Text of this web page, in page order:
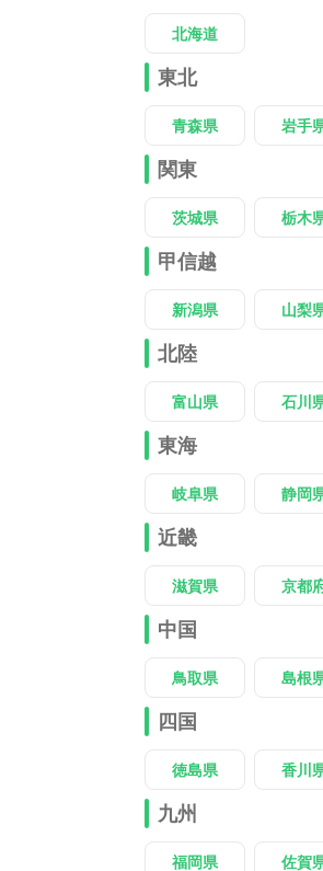
北海道
東北
青森県 岩手
関東
茨城県 栃木
甲信越
新潟県 山梨
北陸
富山県 石川
東海
岐阜県 静岡
近畿
滋賀県 京都
中国
鳥取県 島根
四国
徳島県 香川
九州
福岡県 佐賀